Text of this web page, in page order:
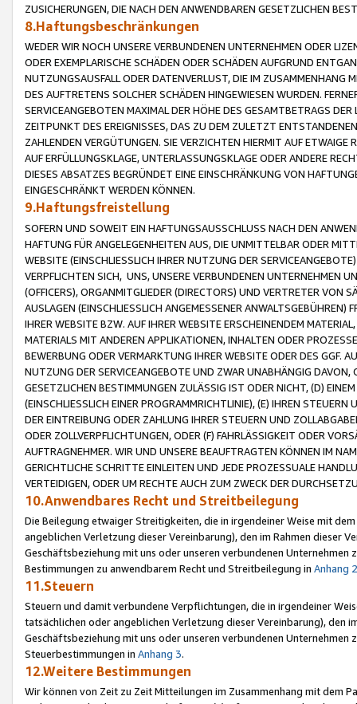
ZUSICHERUNGEN, DIE NACH DEN ANWENDBAREN GESETZLICHEN
8.Haftungsbeschränkungen
WEDER WIR NOCH UNSERE VERBUNDENEN UNTERNEHMEN ODER
ODER EXEMPLARISCHE SCHÄDEN ODER SCHÄDEN AUFGRUND
NUTZUNGSAUSFALL ODER DATENVERLUST, DIE IM ZUSAMMENHANG
DES AUFTRETENS SOLCHER SCHÄDEN HINGEWIESEN WURDEN.
SERVICEANGEBOTEN MAXIMAL DER HÖHE DES GESAMTBETRAGS
ZEITPUNKT DES EREIGNISSES, DAS ZU DEM ZULETZT
ZAHLENDEN VERGÜTUNGEN. SIE VERZICHTEN HIERMIT AUF
AUF ERFÜLLUNGSKLAGE, UNTERLASSUNGSKLAGE ODER ANDERE
DIESES ABSATZES BEGRÜNDET EINE EINSCHRÄNKUNG VON
EINGESCHRÄNKT WERDEN KÖNNEN.
9.Haftungsfreistellung
SOFERN UND SOWEIT EIN HAFTUNGSAUSSCHLUSS NACH DEN
HAFTUNG FÜR ANGELEGENHEITEN AUS, DIE UNMITTELBAR ODER
WEBSITE (EINSCHLIESSLICH IHRER NUTZUNG DER
VERPFLICHTEN SICH, UNS, UNSERE VERBUNDENEN UNTERNEHMEN
(OFFICERS), ORGANMITGLIEDER (DIRECTORS) UND VERTRETER VON
AUSLAGEN (EINSCHLIESSLICH ANGEMESSENER
IHRER WEBSITE BZW. AUF IHRER WEBSITE ERSCHEINENDEM
MATERIALS MIT ANDEREN APPLIKATIONEN, INHALTEN ODER
BEWERBUNG ODER VERMARKTUNG IHRER WEBSITE ODER DES GGF.
NUTZUNG DER SERVICEANGEBOTE UND ZWAR UNABHÄNGIG
GESETZLICHEN BESTIMMUNGEN ZULÄSSIG IST ODER NICHT, (D)
(EINSCHLIESSLICH EINER PROGRAMMRICHTLINIE), (E) IHREN
DER EINTREIBUNG ODER ZAHLUNG IHRER STEUERN UND
ODER ZOLLVERPFLICHTUNGEN, ODER (F) FAHRLÄSSIGKEIT ODER
AUFTRAGNEHMER. WIR UND UNSERE BEAUFTRAGTEN KÖNNEN IM
GERICHTLICHE SCHRITTE EINLEITEN UND JEDE PROZESSUALE
VERTEIDIGEN, ODER UM RECHTE AUCH ZUM ZWECK DER
10.Anwendbares Recht und Streitbeilegung
Die Beilegung etwaiger Streitigkeiten, die in irgendeiner Weise mit
angeblichen Verletzung dieser Vereinbarung), den im Rahmen dieser
Geschäftsbeziehung mit uns oder unseren verbundenen
Bestimmungen zu anwendbarem Recht und Streitbeilegung in Anhang 2
11.Steuern
Steuern und damit verbundene Verpflichtungen, die in irgendeiner
tatsächlichen oder angeblichen Verletzung dieser Vereinbarung), den
Geschäftsbeziehung mit uns oder unseren verbundenen
Steuerbestimmungen in Anhang 3.
12.Weitere Bestimmungen
Wir können von Zeit zu Zeit Mitteilungen im Zusammenhang mit dem